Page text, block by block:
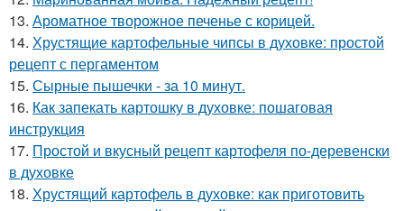
13. Ароматное творожное печенье с корицей.
14. Хрустящие картофельные чипсы в духовке: простой
рецепт с пергаментом
15. Сырные пышечки - за 10 минут.
16. Как запекать картошку в духовке: пошаговая
инструкция
17. Простой и вкусный рецепт картофеля по-деревенски
в духовке
18. Хрустящий картофель в духовке: как приготовить